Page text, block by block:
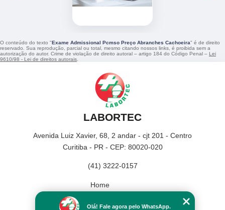
O conteúdo do texto "Exame Admissional Pcmso Preço Abranches Cachoeira" é de direito
reservado. Sua reprodução, parcial ou total, mesmo citando nossos links, é proibida sem a
autorização do autor. Crime de violação de direito autoral – artigo 184 do Código Penal – Lei
9610/98 - Lei de direitos autorais
LABORTEC
Avenida Luiz Xavier, 68, 2 andar - cjt 201 - Centro
Curitiba - PR - CEP: 80020-020
(41) 3222-0157
Home
Missão
Olá! Fale agora pelo WhatsApp.